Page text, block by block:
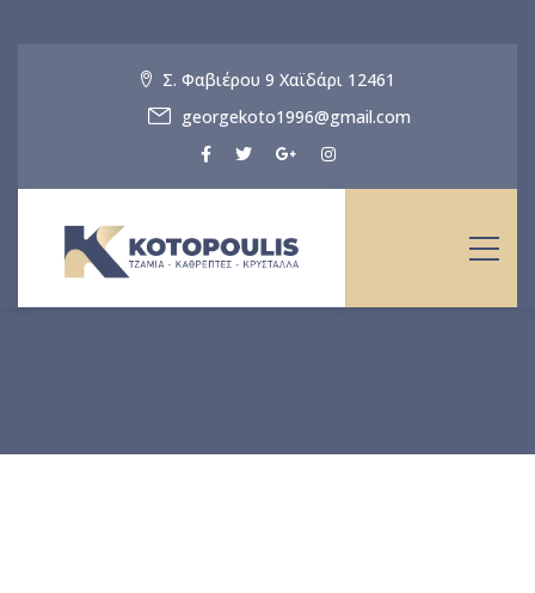
Σ. Φαβιέρου 9 Χαϊδάρι 12461
georgekoto1996@gmail.com